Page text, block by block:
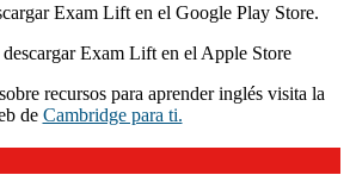
Exam Lift en el Google Play Store.
Exam Lift en el Apple Store
recursos para aprender inglés visita la
de Cambridge para ti.